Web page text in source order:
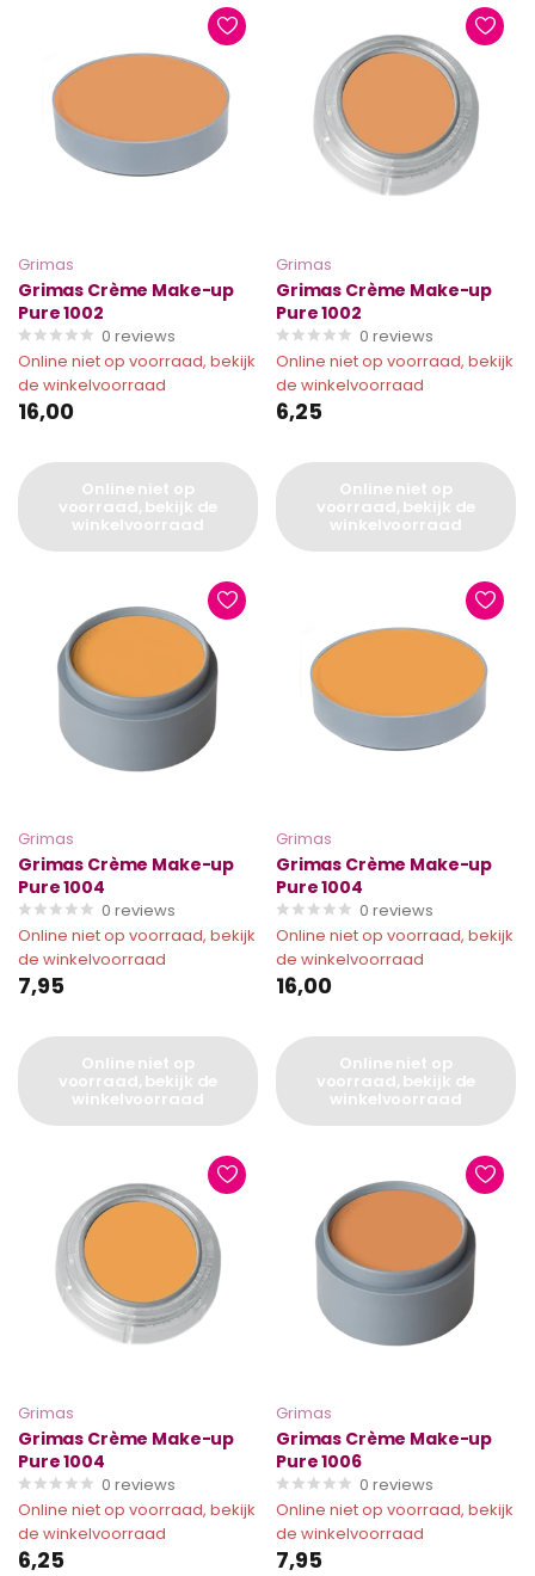
Grimas
Grimas Crème Make-up
Pure 1002
0 reviews
Online niet op voorraad, bekijk
de winkelvoorraad
16,00
Online niet op
voorraad, bekijk de
winkelvoorraad
Grimas
Grimas Crème Make-up
Pure 1002
0 reviews
Online niet op voorraad, bekijk
de winkelvoorraad
6,25
Online niet op
voorraad, bekijk de
winkelvoorraad
Grimas
Grimas Crème Make-up
Pure 1004
0 reviews
Online niet op voorraad, bekijk
de winkelvoorraad
7,95
Online niet op
voorraad, bekijk de
winkelvoorraad
Grimas
Grimas Crème Make-up
Pure 1004
0 reviews
Online niet op voorraad, bekijk
de winkelvoorraad
16,00
Online niet op
voorraad, bekijk de
winkelvoorraad
Grimas
Grimas Crème Make-up
Pure 1004
0 reviews
Online niet op voorraad, bekijk
de winkelvoorraad
6,25
Grimas
Grimas Crème Make-up
Pure 1006
0 reviews
Online niet op voorraad, bekijk
de winkelvoorraad
7,95